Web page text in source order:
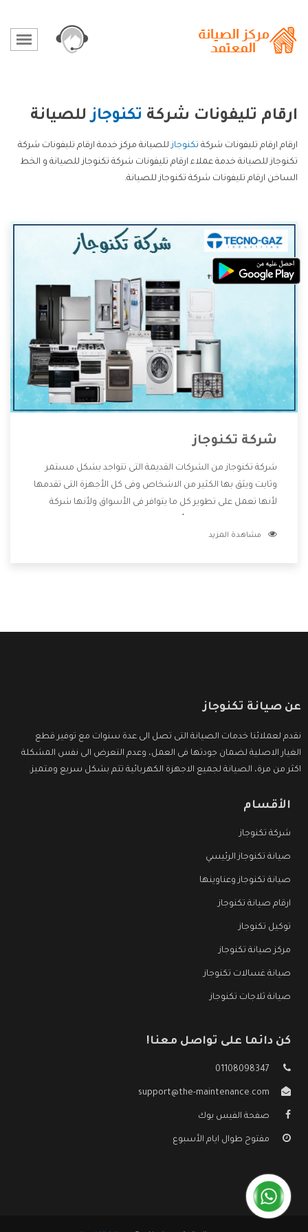
ارقام تليفونات شركة تكنوجازللصيانة
ارقام ارقام تليفونات شركة تكنوجازللصيانة مركز خدمة ارقام تليفونات شركة
تكنوجاز للصيانة خدمة عملاء ارقام تليفونات شركة تكنوجاز للصيانة و الخط
الساخن ارقام تليفونات شركة تكنوجاز للصيانة.
شركة تكنوجاز
شركة تكنوجاز من الشركات القديمة التى تتواجد بشكل مستمر
وثابت ويثق بها الكثير من الاشخاص وفى كل الأجهزة التى تقدمها
لأنها تعمل على تطوير كل ما يتوافر فى الأسواق ولأنها شركة
وتقدم للعملاء أقوى العروض والخصومات التى تسهل على
مشاهدة المزيد
عن صيانة تكنوجاز
نقدم لعملائنا خدمات الصيانة التى تصل الى عدة سنوات مع توفير قطع
الغيار الاصلية لضمان جودتها فى العمل، وعدم التعرض الى نفس المشكلة
اكثر من مرة، الصيانة لجميع الاجهزة الكهربائية تتم بشكل سريع ومتميز.
الأقسام
شركة تكنوجاز
صيانة تكنوجاز الرئيسي
صيانة تكنوجاز وعناوينها
ارقام صيانة تكنوجاز
توكيل تكنوجاز
مركز صيانة تكنوجاز
صيانة غسالات تكنوجاز
صيانة ثلاجات تكنوجاز
كن دائما على تواصل معنا!
01108098347
support@the-maintenance.com
صفحة الفيس بوك
مفتوح طوال ايام الأسبوع